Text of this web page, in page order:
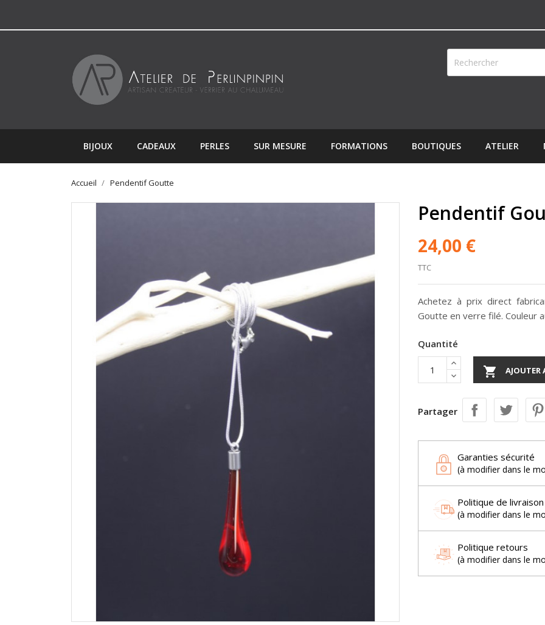
BIJOUX CADEAUX PERLES SUR MESURE FORMATIONS BOUTIQUES ATELIER
Accueil Pendentif Goutte
Pendentif
24,00 €
TTC
Achetez à prix direct
Goutte en verre filé. Couleur
Quantité
 AJOUTER
Partager
Garanties sécurité
(à modifier dans le
Politique de livraison
(à modifier dans le
Politique retours
(à modifier dans le